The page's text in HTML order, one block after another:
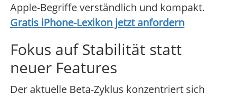
Apple-Begriffe verständlich und kompakt.
Gratis iPhone-Lexikon jetzt anfordern
Fokus auf Stabilität statt
neuer Features
Der aktuelle Beta-Zyklus konzentriert sich